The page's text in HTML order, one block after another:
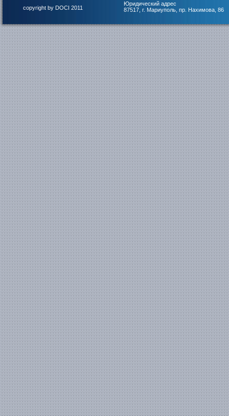
copyright by DOCI 2011
Юридический адрес
87517, г. Мариуполь, пр. Нахимова, 86